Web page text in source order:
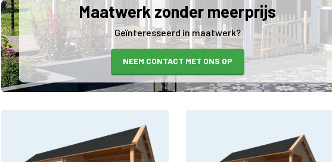
Maatwerk zonder meerprijs
Geïnteresseerd in maatwerk?
NEEM CONTACT MET ONS OP